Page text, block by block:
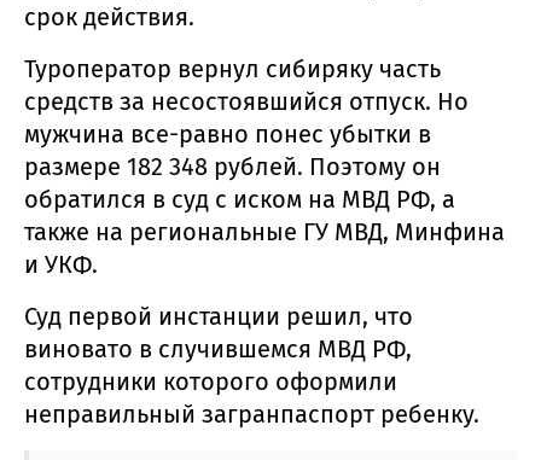
срок действия.
Туроператор вернул сибиряку часть
средств за несостоявшийся отпуск. Но
мужчина все-равно понес убытки в
размере 182 348 рублей. Поэтому он
обратился в суд с иском на МВД РФ, а
также на региональные ГУ МВД, Минфина
и УКФ.
Суд первой инстанции решил, что
виновато в случившемся МВД РФ,
сотрудники которого оформили
неправильный загранпаспорт ребенку.